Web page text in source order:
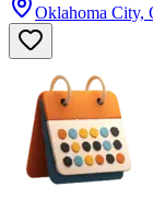
Oklahoma City,